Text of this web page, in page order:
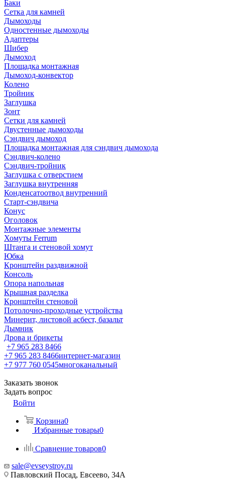
Баки
Сетка для камней
Дымоходы
Одностенные дымоходы
Адаптеры
Шибер
Дымоход
Площадка монтажная
Дымоход-конвектор
Колено
Тройник
Заглушка
Зонт
Сетки для камней
Двустенные дымоходы
Сэндвич дымоход
Площадка монтажная для сэндвич дымохода
Сэндвич-колено
Сэндвич-тройник
Заглушка с отверстием
Заглушка внутренняя
Конденсатоотвод внутренний
Старт-сэндвича
Конус
Оголовок
Монтажные элементы
Хомуты Ferrum
Штанга и стеновой хомут
Юбка
Кронштейн раздвижной
Консоль
Опора напольная
Крышная разделка
Кронштейн стеновой
Потолочно-проходные устройства
Минерит, листовой асбест, базальт
Дымник
Дрова и брикеты
+7 965 283 8466
+7 965 283 8466интернет-магазин
+7 977 760 0545многоканальный
Заказать звонок
Задать вопрос
Войти
Корзина0
Избранные товары0
Сравнение товаров0
sale@evseystroy.ru
Павловский Посад, Евсеево, 34А